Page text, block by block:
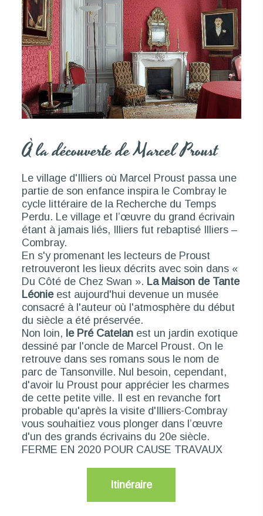
À la découverte de Marcel Proust
Le village d'Illiers où Marcel Proust passa une
partie de son enfance inspira le Combray le
cycle littéraire de la Recherche du Temps
Perdu. Le village et l’œuvre du grand écrivain
étant à jamais liés, Illiers fut rebaptisé Illiers –
Combray.
En s'y promenant les lecteurs de Proust
retrouveront les lieux décrits avec soin dans «
Du Côté de Chez Swan ». La Maison de Tante
Léonieest aujourd'hui devenue un musée
consacré à l'auteur où l'atmosphère du début
du siècle a été préservée.
Non loin, le Pré Catelan est un jardin exotique
dessiné par l'oncle de Marcel Proust. On le
retrouve dans ses romans sous le nom de
parc de Tansonville. Nul besoin, cependant,
d'avoir lu Proust pour apprécier les charmes
de cette petite ville. Il est en revanche fort
probable qu'après la visite d'Illiers-Combray
vous souhaitiez vous plonger dans l’œuvre
d'un des grands écrivains du 20e siècle.
FERME EN 2020 POUR CAUSE TRAVAUX
Itinéraire